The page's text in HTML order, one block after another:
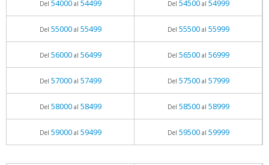
Del 54000al 54499 Del 54500al 54999
Del 55000al 55499 Del 55500al 55999
Del 56000al 56499 Del 56500al 56999
Del 57000al 57499 Del 57500al 57999
Del 58000al 58499 Del 58500al 58999
Del 59000al 59499 Del 59500al 59999